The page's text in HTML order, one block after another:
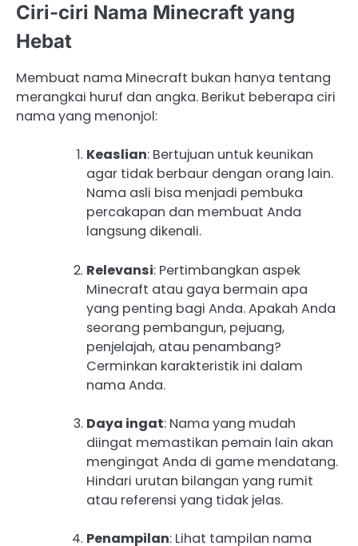
Ciri-ciri Nama Minecraft yang
Hebat
Membuat nama Minecraft bukan hanya tentang
merangkai huruf dan angka. Berikut beberapa ciri
nama yang menonjol:
Keaslian: Bertujuan untuk keunikan
agar tidak berbaur dengan orang lain.
Nama asli bisa menjadi pembuka
percakapan dan membuat Anda
langsung dikenali.
Relevansi: Pertimbangkan aspek
Minecraft atau gaya bermain apa
yang penting bagi Anda. Apakah Anda
seorang pembangun, pejuang,
penjelajah, atau penambang?
Cerminkan karakteristik ini dalam
nama Anda.
Daya ingat: Nama yang mudah
diingat memastikan pemain lain akan
mengingat Anda di game mendatang.
Hindari urutan bilangan yang rumit
atau referensi yang tidak jelas.
Penampilan: Lihat tampilan nama